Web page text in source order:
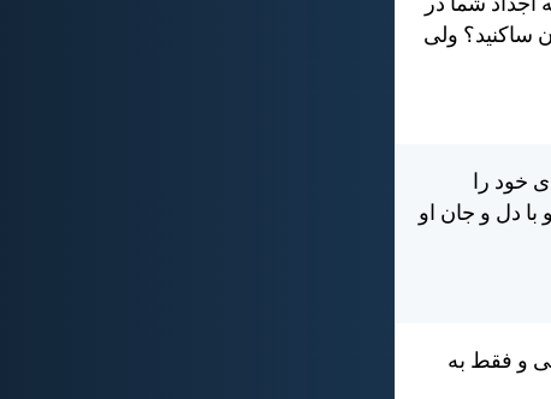
اجداد شما در
ساكنيد؟ ولی
خود را
با دل و جان او
و فقط به